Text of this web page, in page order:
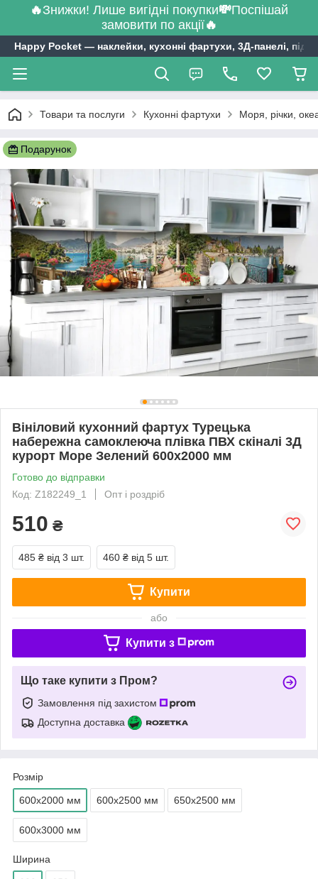
🔥Знижки! Лише вигідні покупки💸Поспішай
замовити по акції🔥
Happy Pocket ― наклейки, кухонні фартухи, 3Д-панелі,
Товари та послуги Кухонні фартухи Моря, річки,
Подарунок
Вініловий кухонний фартух Турецька
набережна самоклеюча плівка ПВХ скіналі 3Д
курорт Море Зелений 600х2000 мм
Готово до відправки
Код: Z182249_1
Опт і роздріб
510 ₴
485 ₴ від 3 шт. 460 ₴ від 5 шт.
Купити
або
Купити з
Що таке купити з Пром?
Замовлення під захистом
Доступна доставка
Розмір
600х2000 мм 600х2500 мм 650х2500 мм
600х3000 мм
Ширина